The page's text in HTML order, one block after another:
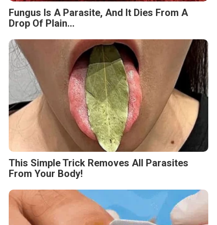
Fungus Is A Parasite, And It Dies From A
Drop Of Plain...
This Simple Trick Removes All Parasites
From Your Body!